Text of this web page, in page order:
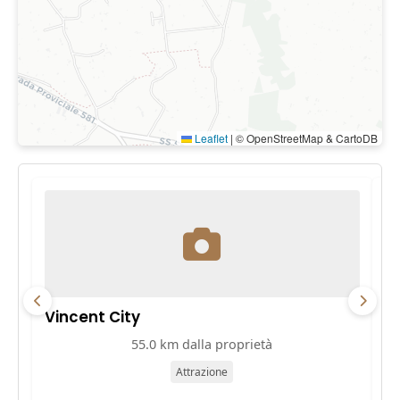
Leaflet | © OpenStreetMap & CartoDB
Vincent City
55.0 km dalla proprietà
Attrazione